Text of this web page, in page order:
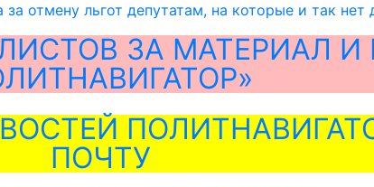
отмену льгот депутатам, на которые и так нет
ЗА МАТЕРИАЛ
ПОЧТУ